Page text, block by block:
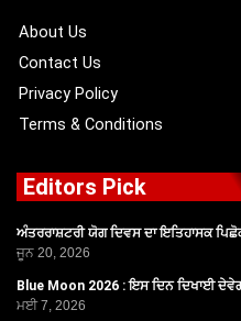
About Us
Contact Us
Privacy Policy
Terms & Conditions
Editors Pick
ਅੰਤਰਰਾਸ਼ਟਰੀ ਯੋਗ ਦਿਵਸ ਦਾ ਇਤਿਹਾਸਕ
ਜੂਨ 20, 2026
Blue Moon 2026 : ਇਸ ਦਿਨ ਦਿਖਾਈ
ਮਈ 7, 2026